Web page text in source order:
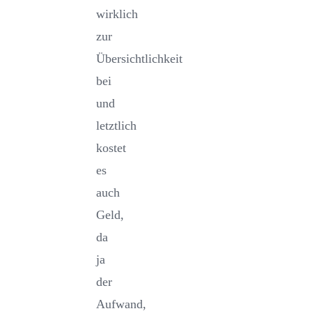
wirklich
zur
Übersichtlichkeit
bei
und
letztlich
kostet
es
auch
Geld,
da
ja
der
Aufwand,